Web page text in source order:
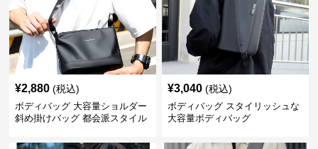
¥2,880 (税込)
ボディバッグ 大容量ショルダー
斜め掛けバッグ 都会派スタイル
¥3,040 (税込)
ボディバッグ スタイリッシュな
大容量ボディバッグ